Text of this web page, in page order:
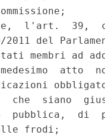
l'art.  39,
2011 del
membri ad
atto
siano
pubblica,  di
frodi;